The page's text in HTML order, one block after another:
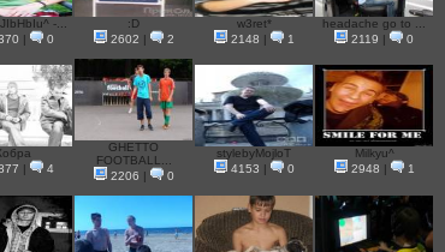
-...
0
:D
2602
2
w3ret*
2148
1
headache go to ...
2119
0
4
GHETTO
FOOTBALL...
2206
0
stylebyMojloT
4153
0
Milkyu^
2948
1